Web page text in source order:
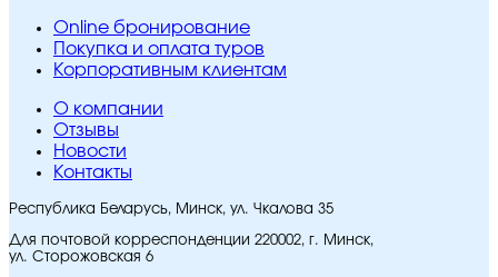
Online бронирование
Покупка и оплата туров
Корпоративным клиентам
O компании
Отзывы
Новости
Контакты
Республика Беларусь, Минск, ул. Чкалова 35
Для почтовой корреспонденции 220002, г. Минск,
ул. Сторожовская 6